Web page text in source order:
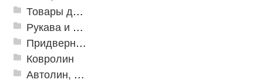
Товары для дома
Рукава и шланги промышленные
Придверные решетки
Ковролин
Автолин, Транслин, Линолеум